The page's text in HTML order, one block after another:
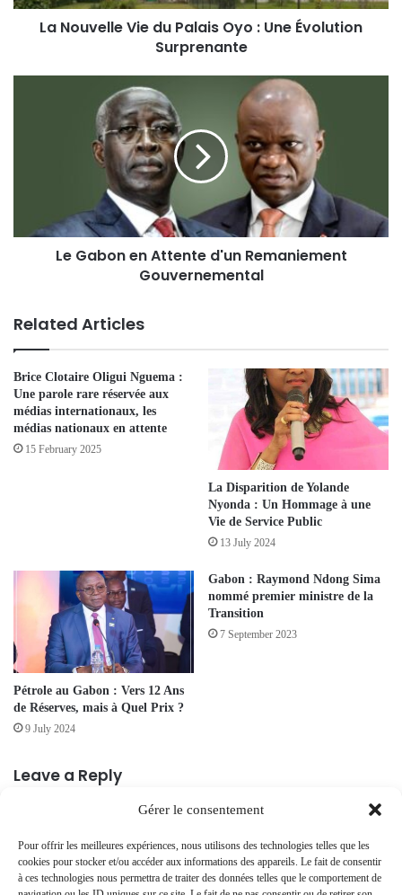
Gérer le consentement
Pour offrir les meilleures expériences, nous utilisons des technologies telles que les
cookies pour stocker et/ou accéder aux informations des appareils. Le fait de consentir
à ces technologies nous permettra de traiter des données telles que le comportement de
La Nouvelle Vie du Palais Oyo : Une Évolution
Surprenante
Le Gabon en Attente d'un Remaniement
Gouvernemental
Related Articles
Brice Clotaire Oligui Nguema :
Une parole rare réservée aux
médias internationaux, les
médias nationaux en attente
15 February 2025
La Disparition de Yolande
Nyonda : Un Hommage à une
Vie de Service Public
13 July 2024
Pétrole au Gabon : Vers 12 Ans
de Réserves, mais à Quel Prix ?
9 July 2024
Gabon : Raymond Ndong Sima
nommé premier ministre de la
Transition
7 September 2023
Leave a Reply
C